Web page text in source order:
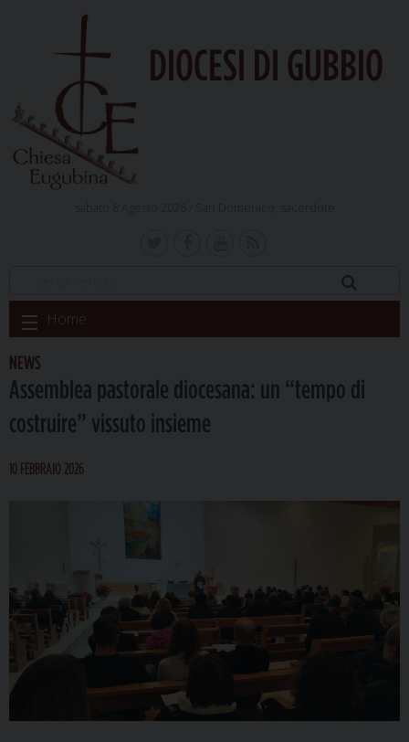
DIOCESI DI GUBBIO
Skip
to
content
Home
NEWS
Assemblea pastorale diocesana: un “tempo di
costruire” vissuto insieme
10 FEBBRAIO 2026